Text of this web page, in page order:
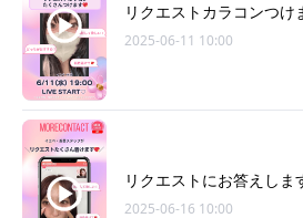
リクエストカラコンつ
2025-06-11 10:00
リクエストにお答えしま
2025-06-16 10:00